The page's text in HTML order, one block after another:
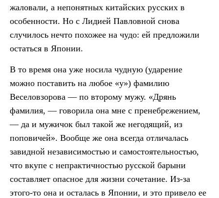
жаловали, а непонятных китайских русских в
особенности. Но с Лидией Павловной снова
случилось нечто похожее на чудо: ей предложили
остаться в Японии.
В то время она уже носила чудную (ударение
можно поставить на любое «у») фамилию
Веселовзорова — по второму мужу. «Дрянь
фамилия, — говорила она мне с пренебрежением,
— да и мужичок был такой же негодящий, из
поповичей». Вообще же она всегда отличалась
завидной независимостью и самостоятельностью,
что вкупе с непрактичностью русской барыни
составляет опасное для жизни сочетание. Из-за
этого-то она и осталась в Японии, и это привело ее